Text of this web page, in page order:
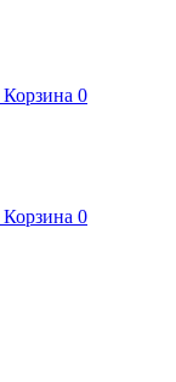
Корзина 0
Корзина 0